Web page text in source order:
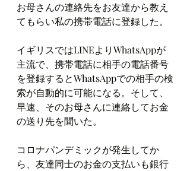
お母さんの連絡先をお友達から教え
てもらい私の携帯電話に登録した。
イギリスではLINEよりWhatsAppが
主流で、携帯電話に相手の電話番号
を登録するとWhatsAppでの相手の検
索が自動的に可能になる。そして、
早速、そのお母さんに連絡してお金
の送り先を聞いた。
コロナパンデミックが発生してか
ら、友達同士のお金の支払いも銀行